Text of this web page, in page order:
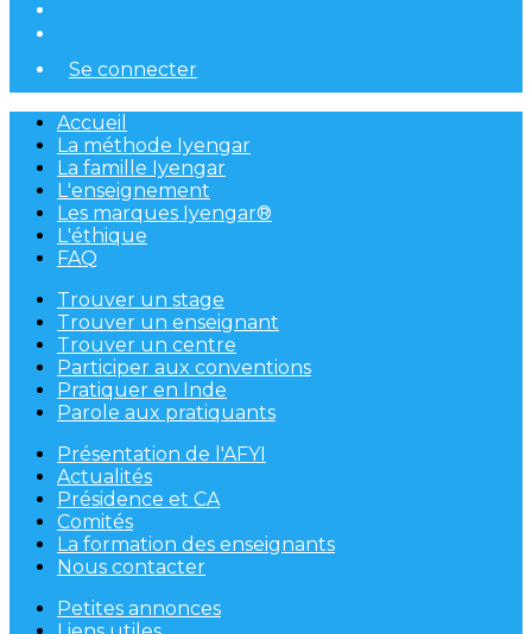
Se connecter
Accueil
La méthode Iyengar
La famille Iyengar
L'enseignement
Les marques Iyengar®
L'éthique
FAQ
Trouver un stage
Trouver un enseignant
Trouver un centre
Participer aux conventions
Pratiquer en Inde
Parole aux pratiquants
Présentation de l'AFYI
Actualités
Présidence et CA
Comités
La formation des enseignants
Nous contacter
Petites annonces